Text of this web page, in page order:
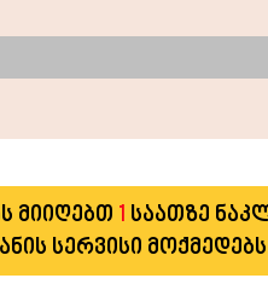
მიიღებთ 1 საათზე
სერვისი მოქმედებს